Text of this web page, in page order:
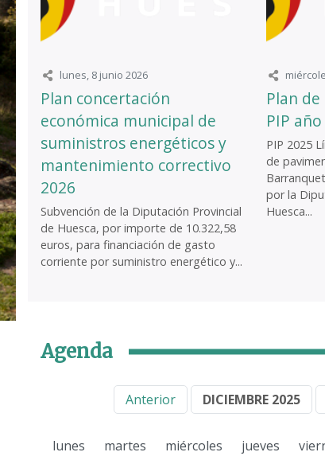
lunes, 8 junio 2026
Plan concertación
económica municipal de
suministros energéticos y
mantenimiento correctivo
2026
Subvención de la Diputación Provincial
de Huesca, por importe de 10.322,58
euros, para financiación de gasto
corriente por suministro energético y...
Plan
PIP
PIP 2025
de
por la
Huesca...
Agenda
Anterior DICIEMBRE 2025
lunes martes miércoles jueves